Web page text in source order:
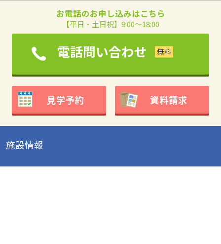
お電話のお申し込みはこちら
【平日・土日祝】9:00～18:00
電話問い合わせ
見学予約 資料請求
施設情報